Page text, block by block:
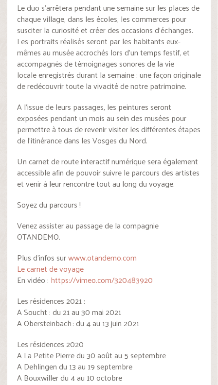
Le duo s’arrêtera pendant une semaine sur les places de
chaque village, dans les écoles, les commerces pour
susciter la curiosité et créer des occasions d’échanges.
Les portraits réalisés seront par les habitants eux-
mêmes au musée accrochés lors d’un temps festif, et
accompagnés de témoignages sonores de la vie
locale enregistrés durant la semaine : une façon originale
de redécouvrir toute la vivacité de notre patrimoine.
A l’issue de leurs passages, les peintures seront
exposées pendant un mois au sein des musées pour
permettre à tous de revenir visiter les différentes étapes
de l’itinérance dans les Vosges du Nord.
Un carnet de route interactif numérique sera également
accessible afin de pouvoir suivre le parcours des artistes
et venir à leur rencontre tout au long du voyage.
Soyez du parcours !
Venez assister au passage de la compagnie
OTANDEMO.
Plus d’infos surwww.otandemo.com
Le carnet de voyage
En vidéo : https://vimeo.com/320483920
Les résidences 2021 :
A Soucht : du 21 au 30 mai 2021
A Obersteinbach : du 4 au 13 juin 2021
Les résidences 2020
A La Petite Pierre du 30 août au 5 septembre
A Dehlingen du 13 au 19 septembre
A Bouxwiller du 4 au 10 octobre